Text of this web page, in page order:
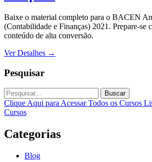
Baixe o material completo para o BACEN
(Contabilidade e Finanças) 2021. Prepare-se
conteúdo de alta conversão.
Ver Detalhes →
Pesquisar
Buscar
Clique Aqui para Acessar Todos os Cursos
Cursos
Categorias
Blog